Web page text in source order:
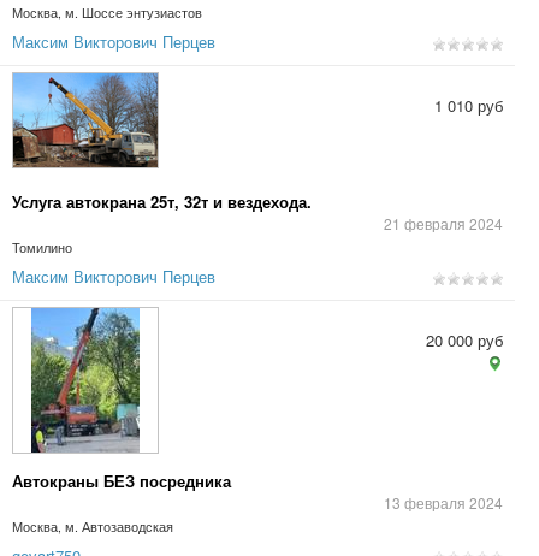
Москва, м. Шоссе энтузиастов
Максим Викторович Перцев
Услуга автокрана 25т, 32т и вездехода.
21 февраля 2024
Томилино
1 010 руб
Максим Викторович Перцев
Автокраны БЕЗ посредника
13 февраля 2024
Москва, м. Автозаводская
20 000 руб